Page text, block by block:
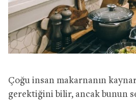
Çoğu insan makarnanın
gerektiğini bilir, ancak bunun